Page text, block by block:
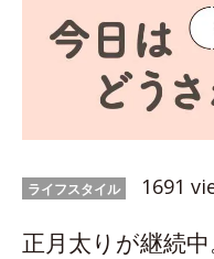
ライフスタイル 1691
正月太りが継続